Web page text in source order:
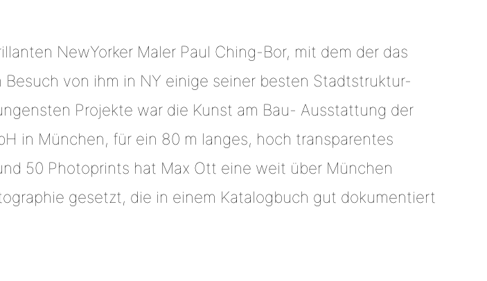
NewYorker Maler Paul Ching-Bor, mit dem der das
von ihm in NY einige seiner besten Stadtstruktur-
Projekte war die Kunst am Bau- Ausstattung der
in München, für ein 80 m langes, hoch transparentes
50 Photoprints hat Max Ott eine weit über München
gesetzt, die in einem Katalogbuch gut dokumentiert